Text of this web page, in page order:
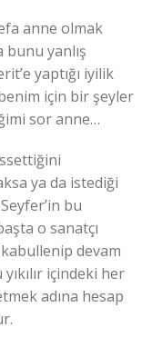
anne olmak
yanlış
yaptığı iyilik
için bir şeyler
sor anne…
ya da istediği
bu
o sanatçı
kabullenip devam
içindeki her
adına hesap